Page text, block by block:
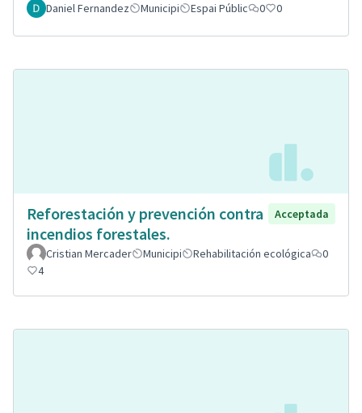
Daniel Fernandez Municipi Espai Públic 0 0
Reforestación y prevención contra
incendios forestales.
Acceptada
Cristian Mercader Municipi Rehabilitación ecológica
0
4